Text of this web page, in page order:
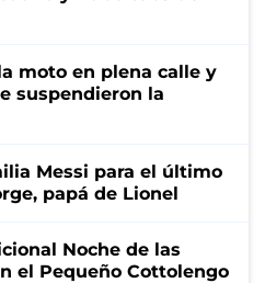
moto en plena calle y
suspendieron la
Messi para el último
papá de Lionel
Noche de las
el Pequeño Cottolengo